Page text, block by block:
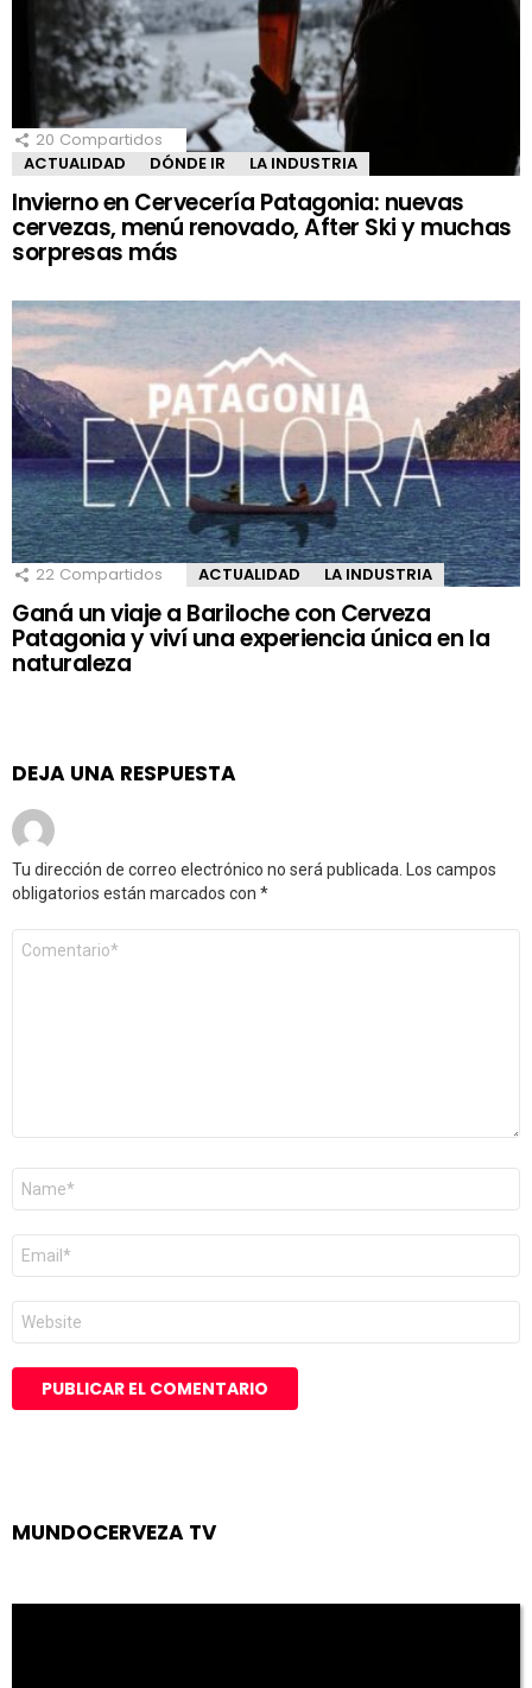
20 Compartidos
ACTUALIDAD
DÓNDE IR LA INDUSTRIA
Invierno en Cervecería Patagonia: nuevas
cervezas, menú renovado, After Ski y muchas
sorpresas más
22 Compartidos ACTUALIDAD LA INDUSTRIA
Ganá un viaje a Bariloche con Cerveza
Patagonia y viví una experiencia única en la
naturaleza
DEJA UNA RESPUESTA
Tu dirección de correo electrónico no será publicada. Los campos
obligatorios están marcados con *
Comentario
Nombre
Correo
electrónico
*
Web
MUNDOCERVEZA TV